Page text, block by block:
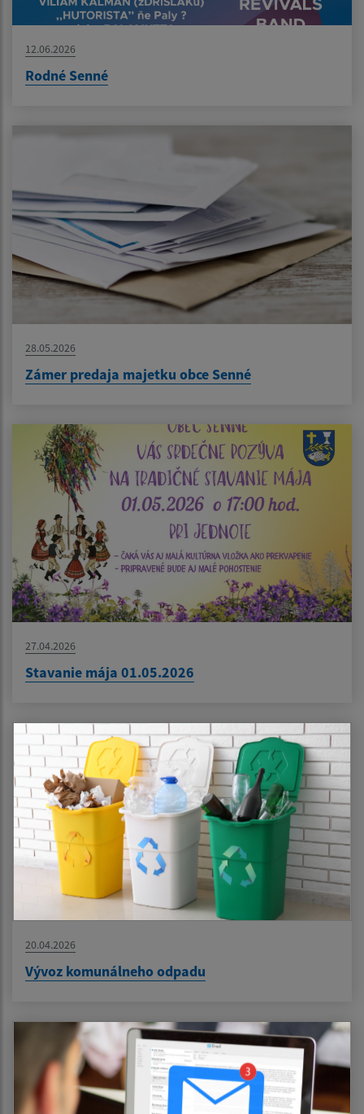
12.06.2026
Rodné Senné
28.05.2026
Zámer predaja majetku obce Senné
27.04.2026
Stavanie mája 01.05.2026
20.04.2026
Vývoz komunálneho odpadu